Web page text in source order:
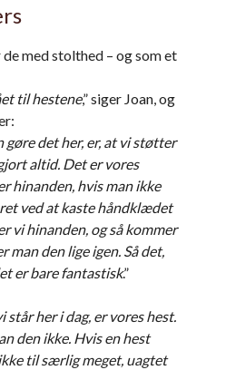
med stolthed – og som et
til hestene,” siger Joan, og
gøre det her, er, at vi støtter
altid. Det er vores
hinanden, hvis man ikke
ved at kaste håndklædet
vi hinanden, og så kommer
man den lige igen. Så det,
er bare fantastisk.”
står her i dag, er vores hest.
den ikke. Hvis en hest
til særlig meget, uagtet